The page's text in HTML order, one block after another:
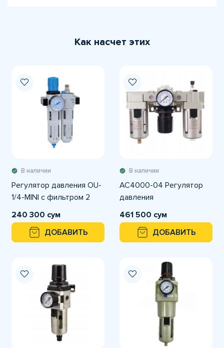
Как насчет этих
В наличии
Регулятор давления OU-
1/4-MINI с фильтром 2
240 300 сум
ДОБАВИТЬ
В наличии
AC4000-04 Регулятор
давления
461 500 сум
ДОБАВИТЬ